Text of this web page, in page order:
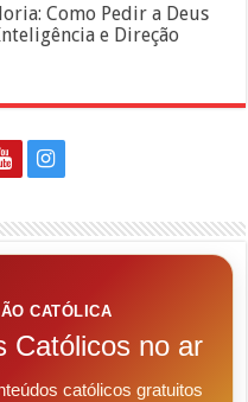
Como Pedir a Deus
e Direção
CATÓLICA
Católicos no ar
católicos gratuitos